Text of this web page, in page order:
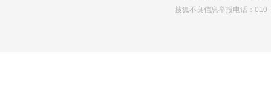
搜狐不良信息举报电话：010